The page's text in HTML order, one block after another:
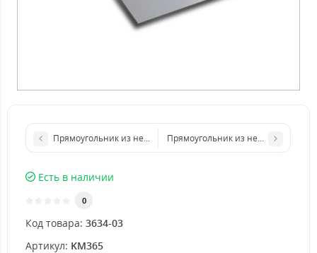
Прямоугольник из нержавеющего листа 250х500 мм размер
Прямоугольник из нержавеющего
Есть в наличии
0
Код товара: 3634-03
Артикул: KM365